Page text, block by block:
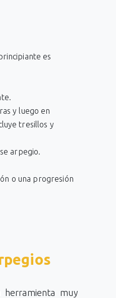
es
y luego en
tresillos y
arpegio.
o una progresión
herramienta muy